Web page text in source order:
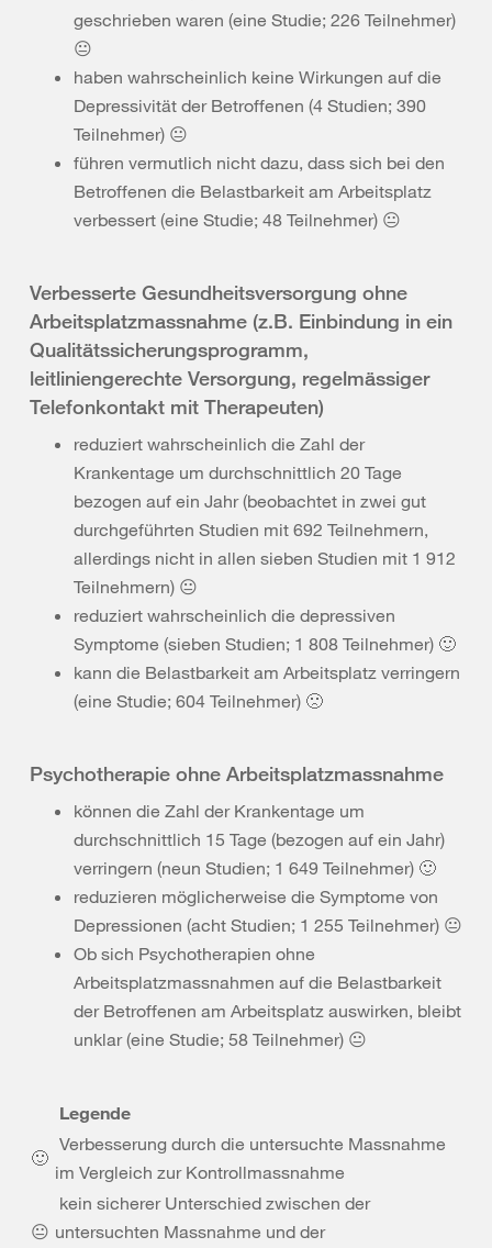
geschrieben waren (eine Studie; 226 Teilnehmer)
😐
haben wahrscheinlich keine Wirkungen auf die
Depressivität der Betroffenen (4 Studien; 390
Teilnehmer) 😐
führen vermutlich nicht dazu, dass sich bei den
Betroffenen die Belastbarkeit am Arbeitsplatz
verbessert (eine Studie; 48 Teilnehmer) 😐
Verbesserte Gesundheitsversorgung ohne
Arbeitsplatzmassnahme (z.B. Einbindung in ein
Qualitätssicherungsprogramm,
leitliniengerechte Versorgung, regelmässiger
Telefonkontakt mit Therapeuten)
reduziert wahrscheinlich die Zahl der
Krankentage um durchschnittlich 20 Tage
bezogen auf ein Jahr (beobachtet in zwei gut
durchgeführten Studien mit 692 Teilnehmern,
allerdings nicht in allen sieben Studien mit 1 912
Teilnehmern) 😐
reduziert wahrscheinlich die depressiven
Symptome (sieben Studien; 1 808 Teilnehmer) 🙂
kann die Belastbarkeit am Arbeitsplatz verringern
(eine Studie; 604 Teilnehmer) 🙁
Psychotherapie ohne Arbeitsplatzmassnahme
können die Zahl der Krankentage um
durchschnittlich 15 Tage (bezogen auf ein Jahr)
verringern (neun Studien; 1 649 Teilnehmer) 🙂
reduzieren möglicherweise die Symptome von
Depressionen (acht Studien; 1 255 Teilnehmer) 😐
Ob sich Psychotherapien ohne
Arbeitsplatzmassnahmen auf die Belastbarkeit
der Betroffenen am Arbeitsplatz auswirken, bleibt
unklar (eine Studie; 58 Teilnehmer) 😐
Legende
🙂
Verbesserung durch die untersuchte Massnahme
im Vergleich zur Kontrollmassnahme
😐
kein sicherer Unterschied zwischen der
untersuchten Massnahme und der